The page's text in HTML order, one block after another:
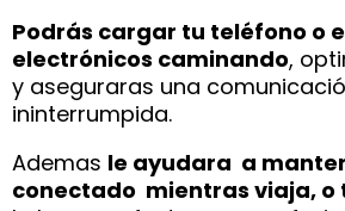
Podrás cargar tu teléfono o
electrónicos caminando,
y aseguraras una
ininterrumpida.
Ademas le ayudara a
conectado mientras viaja, o